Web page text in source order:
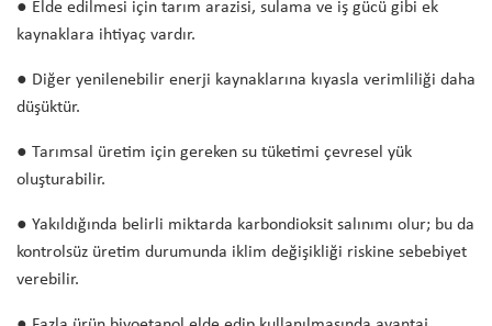
● Elde edilmesi için tarım arazisi, sulama ve iş gücü gibi ek
kaynaklara ihtiyaç vardır.
● Diğer yenilenebilir enerji kaynaklarına kıyasla verimliliği daha
düşüktür.
● Tarımsal üretim için gereken su tüketimi çevresel yük
oluşturabilir.
● Yakıldığında belirli miktarda karbondioksit salınımı olur; bu da
kontrolsüz üretim durumunda iklim değişikliği riskine sebebiyet
verebilir.